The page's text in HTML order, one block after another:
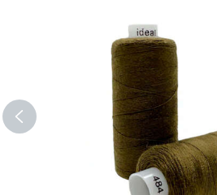
Previous